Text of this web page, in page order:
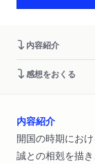
内容紹介
感想をおくる
内容紹介
開国の時期にお
誠との相剋を描